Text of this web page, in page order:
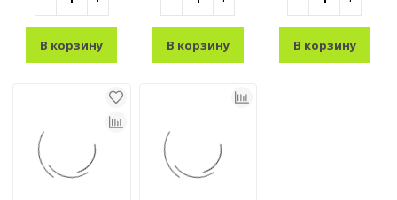
В корзину В корзину В корзину